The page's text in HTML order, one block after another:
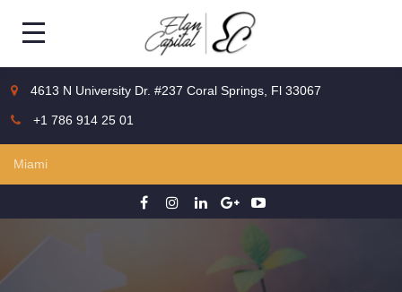
4613 N University Dr. #237 Coral Springs, Fl 33067
+1 786 914 25 01